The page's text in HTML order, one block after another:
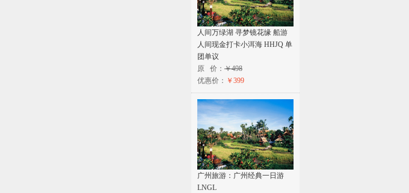
人间万绿湖 寻梦镜花缘 船游
人间现金打卡小洱海 HHJQ 单
团单议
原 价： ￥498
优惠价： ￥399
广州旅游：广州经典一日游
LNGL